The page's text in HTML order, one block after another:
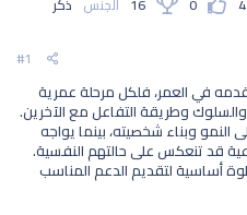
#1
في العمر، فلكل مرحلة عمرية
والسلوك وطريقة التفاعل مع الآخرين.
النمو وبناء شخصيته، بينما يواجه
قد تنعكس على حالتهم النفسية.
أساسية لتقديم الدعم المناسب